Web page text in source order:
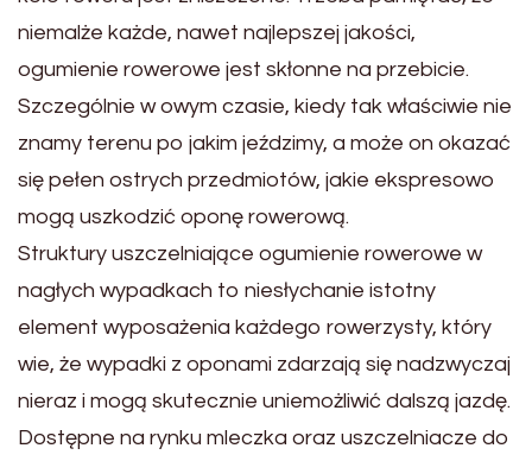
niemalże każde, nawet najlepszej jakości,
ogumienie rowerowe jest skłonne na przebicie.
Szczególnie w owym czasie, kiedy tak właściwie nie
znamy terenu po jakim jeździmy, a może on okazać
się pełen ostrych przedmiotów, jakie ekspresowo
mogą uszkodzić oponę rowerową.
Struktury uszczelniające ogumienie rowerowe w
nagłych wypadkach to niesłychanie istotny
element wyposażenia każdego rowerzysty, który
wie, że wypadki z oponami zdarzają się nadzwyczaj
nieraz i mogą skutecznie uniemożliwić dalszą jazdę.
Dostępne na rynku mleczka oraz uszczelniacze do